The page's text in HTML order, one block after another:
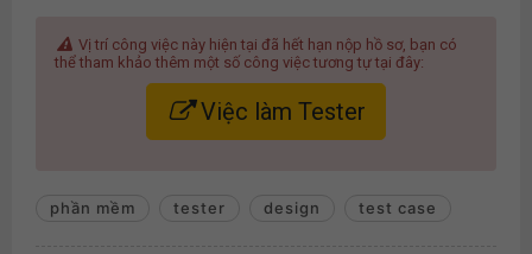
Vị trí công việc này hiện tại đã hết hạn nộp hồ sơ, bạn có
thể tham khảo thêm một số công việc tương tự tại đây:
Việc làm Tester
phần mềm tester design test case